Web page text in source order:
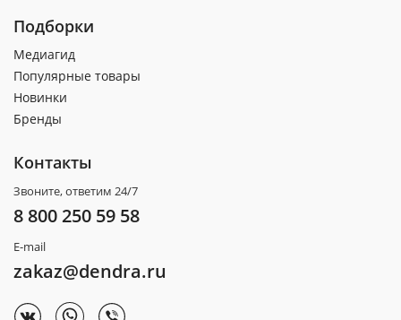
Подборки
Медиагид
Популярные товары
Новинки
Бренды
Контакты
Звоните, ответим 24/7
8 800 250 59 58
E-mail
zakaz@dendra.ru